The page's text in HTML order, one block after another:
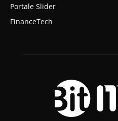
Portale Slider
FinanceTech